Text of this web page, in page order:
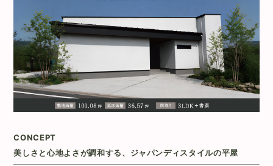
CONCEPT
美しさと心地よさが調和する、ジャパンディスタイルの平屋